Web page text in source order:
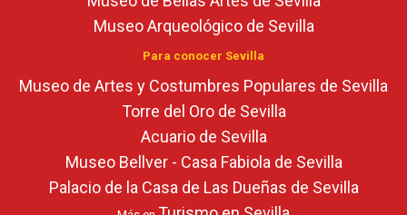
Museo Arqueológico de Sevilla
Para conocer Sevilla
Museo de Artes y Costumbres Populares de Sevilla
Torre del Oro de Sevilla
Acuario de Sevilla
Museo Bellver - Casa Fabiola de Sevilla
Palacio de la Casa de Las Dueñas de Sevilla